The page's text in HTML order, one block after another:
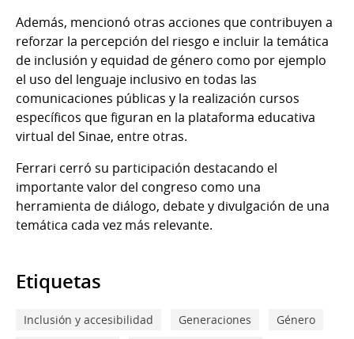
Además, mencionó otras acciones que contribuyen a
reforzar la percepción del riesgo e incluir la temática
de inclusión y equidad de género como por ejemplo
el uso del lenguaje inclusivo en todas las
comunicaciones públicas y la realización cursos
específicos que figuran en la plataforma educativa
virtual del Sinae, entre otras.
Ferrari cerró su participación destacando el
importante valor del congreso como una
herramienta de diálogo, debate y divulgación de una
temática cada vez más relevante.
Etiquetas
Inclusión y accesibilidad Generaciones
Género